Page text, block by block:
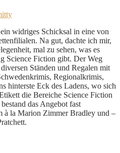
widriges Schicksal in eine von
Na gut, dachte ich mir,
mal zu sehen, was es
Science Fiction gibt. Der Weg
Ständen und Regalen mit
Regionalkrimis,
hinterste Eck des Ladens, wo sich
die Bereiche Science Fiction
das Angebot fast
à la Marion Zimmer Bradley und –